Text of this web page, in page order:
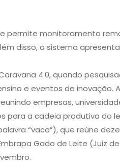
permite monitoramento
disso, o sistema apresenta
4.0, quando
e eventos de inovação. A
empresas,
para a cadeia produtiva do
“vaca”), que reúne
Gado de Leite (Juiz de